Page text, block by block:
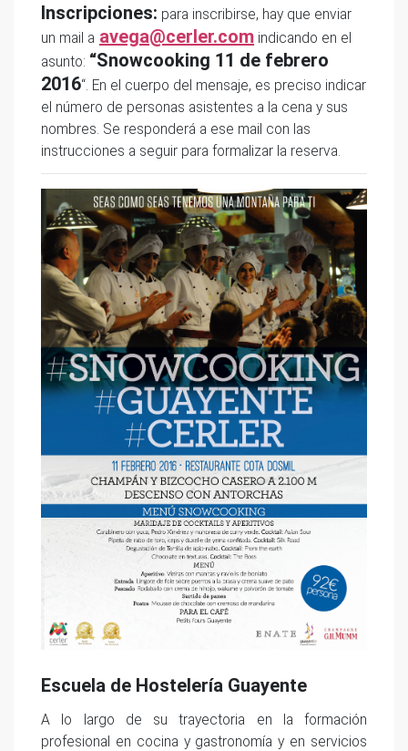
Inscripciones: para inscribirse, hay que enviar
un mail a avega@cerler.com indicando en el
asunto: “Snowcooking 11 de febrero
2016“. En el cuerpo del mensaje, es preciso indicar
el número de personas asistentes a la cena y sus
nombres. Se responderá a ese mail con las
instrucciones a seguir para formalizar la reserva.
Escuela de Hostelería Guayente
A lo largo de su trayectoria en la formación
profesional en cocina y gastronomía y en servicios